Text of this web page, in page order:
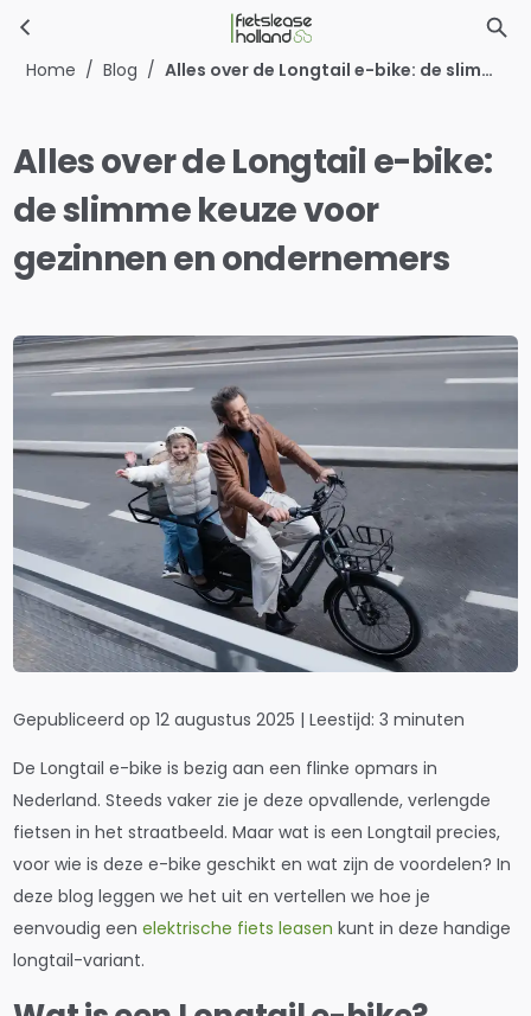
Ga naar hoofdinhoud
Alles over de Longtail e-bike: de slimme keuze voor gezinnen en ondernemers
Home / Blog / Alles over de Longtail e-bike: de slimme keuze voor gezinnen en ondernemers
Alles over de Longtail e-bike:
de slimme keuze voor
gezinnen en ondernemers
Gepubliceerd op 12 augustus 2025 | Leestijd: 3 minuten
De Longtail e-bike is bezig aan een flinke opmars in
Nederland. Steeds vaker zie je deze opvallende, verlengde
fietsen in het straatbeeld. Maar wat is een Longtail precies,
voor wie is deze e-bike geschikt en wat zijn de voordelen? In
deze blog leggen we het uit en vertellen we hoe je
eenvoudig eenelektrische fiets leasen kunt in deze handige
longtail-variant.